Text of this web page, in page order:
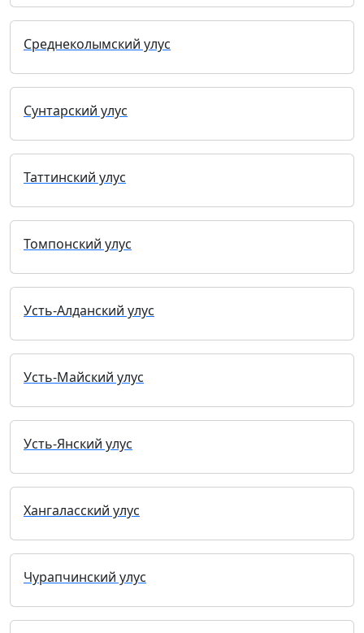
Среднеколымский улус
Сунтарский улус
Таттинский улус
Томпонский улус
Усть-Алданский улус
Усть-Майский улус
Усть-Янский улус
Хангаласский улус
Чурапчинский улус